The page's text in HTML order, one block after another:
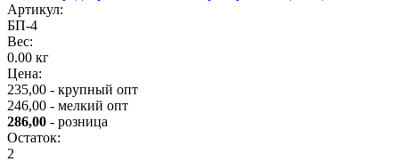
Артикул:
БП-4
Вес:
0.00 кг
Цена:
235,00 - крупный опт
246,00 - мелкий опт
286,00 - розница
Остаток:
2